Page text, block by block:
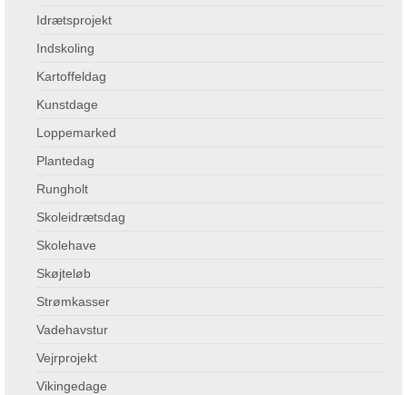
Idrætsprojekt
Indskoling
Kartoffeldag
Kunstdage
Loppemarked
Plantedag
Rungholt
Skoleidrætsdag
Skolehave
Skøjteløb
Strømkasser
Vadehavstur
Vejrprojekt
Vikingedage